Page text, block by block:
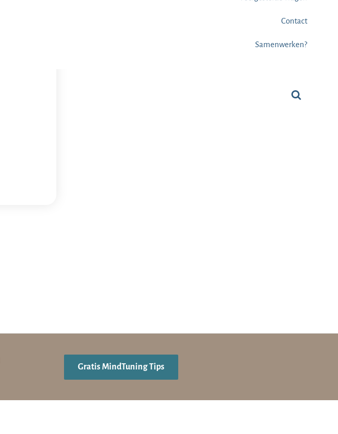
Contact
Samenwerken?
Gratis MindTuning Tips